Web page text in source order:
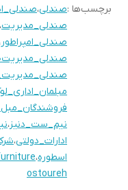
برچسب‌ها :صندلی،
صندلی_مدیریت،
صندلی_امپراطور
صندلی_مدیریت۸۰۰۰
نیم_ست_دنیز،
ادارات_دولتی،
اسطوره،
ostoureh